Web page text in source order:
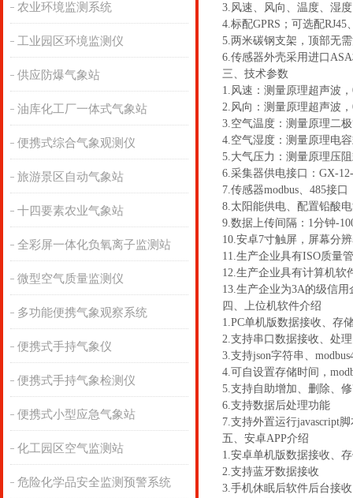
农业环境监测系统
工业园区环境监测仪
供应防爆气象站
油库化工厂一体式气象站
便携式综合气象观测仪
旅游景区自动气象站
十四要素农业气象站
全彩屏一体化负氧离子监测站
微型空气质量监测仪
多功能便携气象观察系统
便携式手持气象仪
便携式手持气象检测仪
便携式小型应急气象站
化工园区空气监测站
危险化学品安全监测预警系统
3.风速、风向、温度、湿
4.标配GPRS；可选配
5.两米碳钢支架，顶部无
6.传感器外壳采用进口
三、技术参数
1.风速：测量原理超声波
2.风向：测量原理超声波
3.空气温度：测量原理二
4.空气湿度：测量原理电
5.大气压力：测量原理压
6.采集器供电接口：GX-
7.传感器modbus、485接
8.太阳能供电、配置铅酸
9.数据上传间隔：1分钟-
10.安卓7寸触屏，屏幕分
11.生产企业具有ISO质量
12.生产企业具有计算机软
13.生产企业为3A的级信用
四、上位机软件介绍
1.PC单机版数据接收、存
2.支持串口数据接收、处
3.支持json字符串、
4.可自设置存储时间，
5.支持自助增加、删除、
6.支持数据后处理功能
7.支持外置运行javascript脚
五、安卓APP介绍
1.安卓单机版数据接收、
2.支持蓝牙数据接收
3.手机休眠后软件后台接